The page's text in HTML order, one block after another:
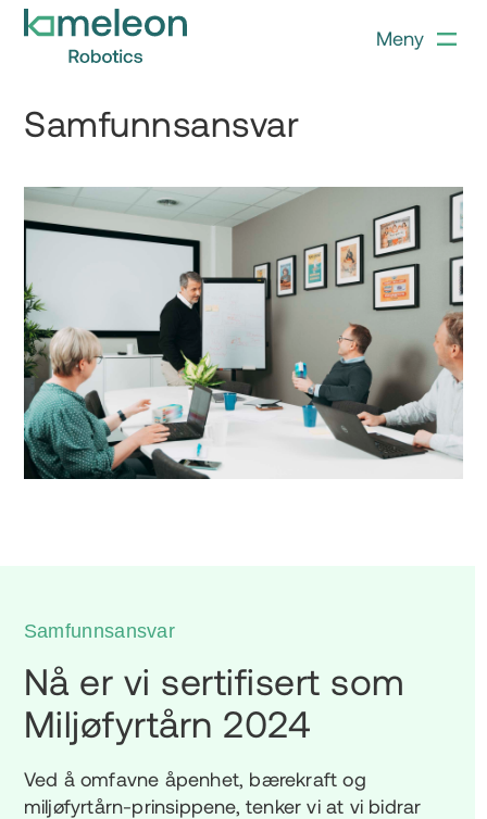
Meny
Samfunnsansvar
Samfunnsansvar
Nå er vi sertifisert som
Miljøfyrtårn 2024
Ved å omfavne åpenhet, bærekraft og
miljøfyrtårn-prinsippene, tenker vi at vi bidrar